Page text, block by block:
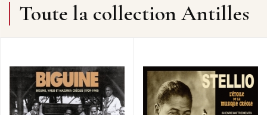
Toute la collection Antilles